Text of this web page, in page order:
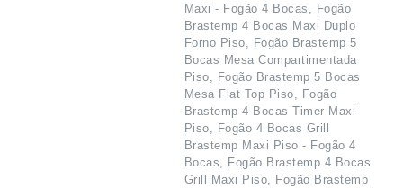
Maxi - Fogão 4 Bocas, Fogão
Brastemp 4 Bocas Maxi Duplo
Forno Piso, Fogão Brastemp 5
Bocas Mesa Compartimentada
Piso, Fogão Brastemp 5 Bocas
Mesa Flat Top Piso, Fogão
Brastemp 4 Bocas Timer Maxi
Piso, Fogão 4 Bocas Grill
Brastemp Maxi Piso - Fogão 4
Bocas, Fogão Brastemp 4 Bocas
Grill Maxi Piso, Fogão Brastemp